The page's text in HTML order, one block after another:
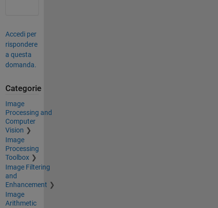
Accedi per
rispondere
a questa
domanda.
Categorie
Image
Processing and
Computer
Vision
Image
Processing
Toolbox
Image Filtering
and
Enhancement
Image
Arithmetic